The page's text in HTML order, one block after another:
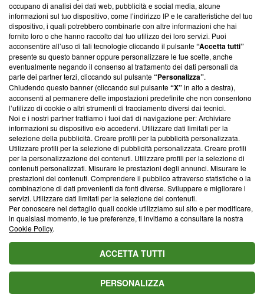
creare news di qualità. Inoltre, afferma la nostra aderenza a
‘Trust Project - News with Integrity’Blasting News non è
ancora membro del programma, ma ha richiesto di farne
parte; Trust Project non ha ancora effettuato una verifica di
conformità agli standard.
Su di noi
Team editoriale
Corporate
Redazione
Informativa Privacy
Cookie Policy
Blasting SA, IDI CHE-247.845.224, Via Carlo Frasca, 3 - 6900
Lugano (Svizzera) Tel:+39 0690258937
© 2026 Blasting News
occupano di analisi dei dati web, pubblicità e social media, alcune
informazioni sul tuo dispositivo, come l’indirizzo IP e le caratteristiche del tuo
dispositivo, i quali potrebbero combinarle con altre informazioni che hai
fornito loro o che hanno raccolto dal tuo utilizzo dei loro servizi. Puoi
acconsentire all’uso di tali tecnologie cliccando il pulsante“Accetta tutti”
presente su questo banner oppure personalizzare le tue scelte, anche
eventualmente negando il consenso al trattamento dei dati personali da
parte dei partner terzi, cliccando sul pulsante“Personalizza”.
Chiudendo questo banner (cliccando sul pulsante“X”in alto a destra),
acconsenti al permanere delle impostazioni predefinite che non consentono
l’utilizzo di cookie o altri strumenti di tracciamento diversi dai tecnici.
Noi e i nostri partner trattiamo i tuoi dati di navigazione per: Archiviare
informazioni su dispositivo e/o accedervi. Utilizzare dati limitati per la
selezione della pubblicità. Creare profili per la pubblicità personalizzata.
Utilizzare profili per la selezione di pubblicità personalizzata. Creare profili
per la personalizzazione dei contenuti. Utilizzare profili per la selezione di
contenuti personalizzati. Misurare le prestazioni degli annunci. Misurare le
prestazioni dei contenuti. Comprendere il pubblico attraverso statistiche o la
combinazione di dati provenienti da fonti diverse. Sviluppare e migliorare i
servizi. Utilizzare dati limitati per la selezione dei contenuti.
Per conoscere nel dettaglio quali cookie utilizziamo sul sito e per modificare,
in qualsiasi momento, le tue preferenze, ti invitiamo a consultare la nostra
Cookie Policy.
ACCETTA TUTTI
PERSONALIZZA